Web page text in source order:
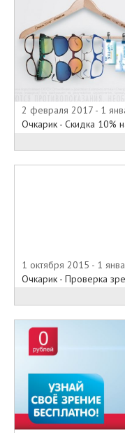
2 февраля 2017 - 1
Очкарик - Скидка 10%
1 октября 2015 - 1
Очкарик - Проверка